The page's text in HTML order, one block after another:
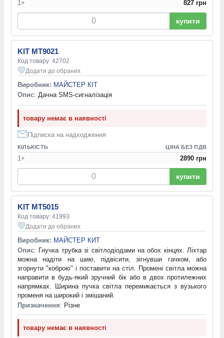
1+ 827 грн
купити
KIT MT9021
Код товару: 42702
Додати до обраних
Виробник: МАЙСТЕР КІТ
Опис: Дачна SMS-сигналізація
товару немає в наявності
Підписка на надходження
КІЛЬКІСТЬ ЦІНА БЕЗ ПДВ
1+ 2890 грн
купити
KIT MT5015
Код товару: 41993
Додати до обраних
Виробник: МАЙСТЕР КИТ
Опис: Гнучка трубка зі світлодіодами на обох кінцях. Ліхтар
можна надіти на шию, підвісити, зігнувши гачком, або
згорнути "коброю" і поставити на стіл. Промені світла можна
направити в будь-який зручний бік або в двох протилежних
напрямках. Ширина пучка світла перемикається з вузького
променя на широкий і змішаний.
Призначення: Різне
товару немає в наявності